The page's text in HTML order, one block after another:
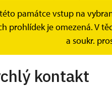
památce vstup na
prohlídek je omezená. V
a soukr.
kontakt